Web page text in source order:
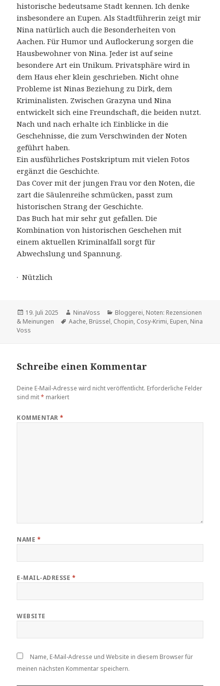
historische bedeutsame Stadt kennen. Ich denke
insbesondere an Eupen. Als Stadtführerin zeigt mir
Nina natürlich auch die Besonderheiten von
Aachen. Für Humor und Auflockerung sorgen die
Hausbewohner von Nina. Jeder ist auf seine
besondere Art ein Unikum. Privatsphäre wird in
dem Haus eher klein geschrieben. Nicht ohne
Probleme ist Ninas Beziehung zu Dirk, dem
Kriminalisten. Zwischen Grazyna und Nina
entwickelt sich eine Freundschaft, die beiden nutzt.
Nach und nach erhalte ich Einblicke in die
Geschehnisse, die zum Verschwinden der Noten
geführt haben.
Ein ausführliches Postskriptum mit vielen Fotos
ergänzt die Geschichte.
Das Cover mit der jungen Frau vor den Noten, die
zart die Säulenreihe schmücken, passt zum
historischen Strang der Geschichte.
Das Buch hat mir sehr gut gefallen. Die
Kombination von historischen Geschehen mit
einem aktuellen Kriminalfall sorgt für
Abwechslung und Spannung.
· Nützlich
Veröffentlicht
am
19. Juli 2025 Autor
NinaVoss Kategorien
Bloggerei, Noten: Rezensionen
& Meinungen
Schlagwörter
Aache, Brüssel, Chopin, Cosy-Krimi, Eupen, Nina
Voss
Schreibe einen Kommentar
Deine E-Mail-Adresse wird nicht veröffentlicht. Erforderliche Felder
sind mit* markiert
KOMMENTAR*
NAME *
E-MAIL-ADRESSE *
WEBSITE
Name, E-Mail-Adresse und Website in diesem Browser für
meinen nächsten Kommentar speichern.